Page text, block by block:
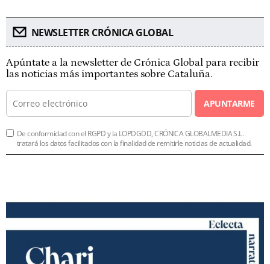
NEWSLETTER CRÓNICA GLOBAL
Apúntate a la newsletter de Crónica Global para recibir
las noticias más importantes sobre Cataluña.
APUNTARME
De conformidad con el RGPD y la LOPDGDD, CRÓNICA GLOBALMEDIA S.L.
tratará los datos facilitados con la finalidad de remitirle noticias de actualidad.